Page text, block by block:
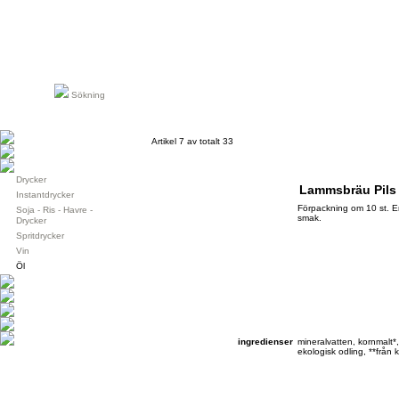
Sökning
Drycker
Instantdrycker
Soja - Ris - Havre -
Drycker
Spritdrycker
Vin
Öl
Artikel 7 av totalt 33
Lammsbräu
Förpackning om 10 st.
smak.
ingredienser mineralvatten,
ekologisk odling, **från